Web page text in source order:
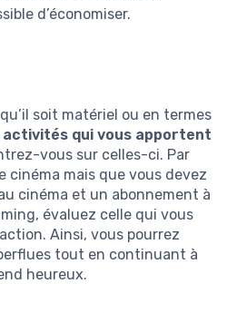
d’économiser.
soit matériel ou en termes
activités qui vous apportent
vous sur celles-ci. Par
cinéma mais que vous devez
cinéma et un abonnement à
évaluez celle qui vous
Ainsi, vous pourrez
tout en continuant à
heureux.